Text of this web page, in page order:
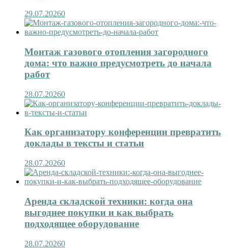
29.07.20260
Монтаж газового отопления загородного
дома: что важно предусмотреть до начала
работ
28.07.20260
Как организатору конференции превратить
доклады в тексты и статьи
28.07.20260
Аренда складской техники: когда она
выгоднее покупки и как выбрать
подходящее оборудование
28.07.20260